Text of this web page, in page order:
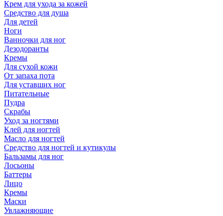
Крем для ухода за кожей
Средство для душа
Для детей
Ноги
Ванночки для ног
Дезодоранты
Кремы
Для сухой кожи
От запаха пота
Для уставших ног
Питательные
Пудра
Скрабы
Уход за ногтями
Клей для ногтей
Масло для ногтей
Средство для ногтей и кутикулы
Бальзамы для ног
Лосьоны
Баттеры
Лицо
Кремы
Маски
Увлажняющие